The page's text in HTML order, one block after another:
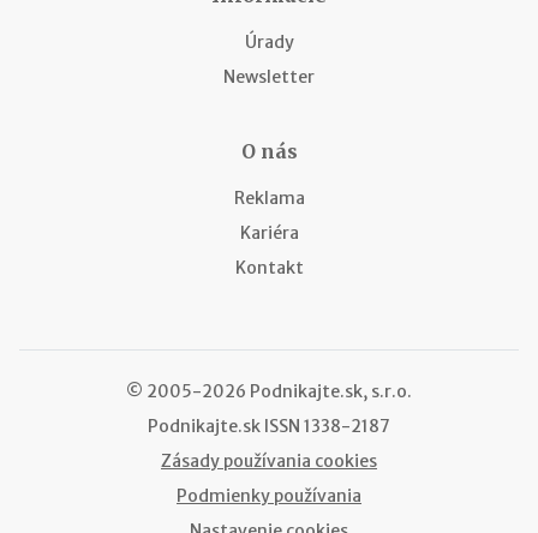
Úrady
Newsletter
O nás
Reklama
Kariéra
Kontakt
© 2005-2026 Podnikajte.sk, s.r.o.
Podnikajte.sk ISSN 1338-2187
Zásady používania cookies
Podmienky používania